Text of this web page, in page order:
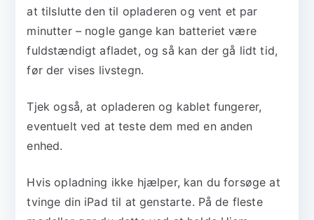
at tilslutte den til opladeren og vent et par
minutter – nogle gange kan batteriet være
fuldstændigt afladet, og så kan der gå lidt tid,
før der vises livstegn.
Tjek også, at opladeren og kablet fungerer,
eventuelt ved at teste dem med en anden
enhed.
Hvis opladning ikke hjælper, kan du forsøge at
tvinge din iPad til at genstarte. På de fleste